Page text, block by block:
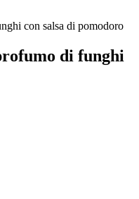
di funghi